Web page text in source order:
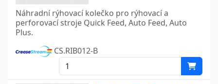
Náhradní rýhovací kolečko pro rýhovací a
perforovací stroje Quick Feed, Auto Feed, Auto
Plus.
CS.RIB012-B